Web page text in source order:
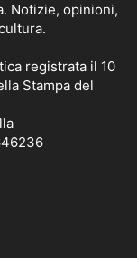
Notizie, opinioni,
registrata il 10
Stampa del